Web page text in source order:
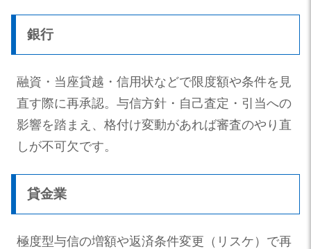
銀行
融資・当座貸越・信用状などで限度額や条件を見
直す際に再承認。与信方針・自己査定・引当への
影響を踏まえ、格付け変動があれば審査のやり直
しが不可欠です。
貸金業
極度型与信の増額や返済条件変更（リスケ）で再